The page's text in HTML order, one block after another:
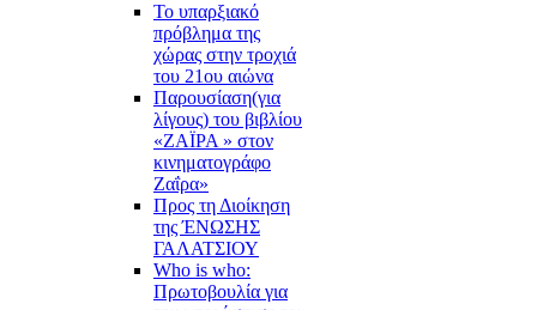
Το υπαρξιακό
πρόβλημα της
χώρας στην τροχιά
του 21ου αιώνα
Παρουσίαση(για
λίγους) του βιβλίου
«ΖΑΪΡΑ » στον
κινηματογράφο
Ζαΐρα»
Προς τη Διοίκηση
της ΈΝΩΣΗΣ
ΓΑΛΑΤΣΙΟΥ
Who is who:
Πρωτοβουλία για